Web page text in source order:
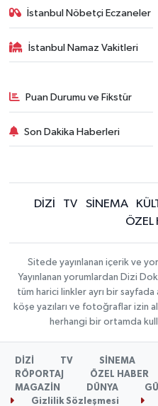
İstanbul Nöbetçi Eczaneler
İstanbul Namaz Vakitleri
Puan Durumu ve Fikstür
Son Dakika Haberleri
DİZİ TV SİNEMA
ÖZEL
Sitede yayınlanan içerik ve
Yayınlanan yorumlardan Dizi
tüm harici linkler ayrı bir sayfada
köşe yazıları ve fotoğraflar izin
herhangi bir ortamda
DİZİ TV SİNEMA
RÖPORTAJ
ÖZEL HABER
MAGAZİN
DÜNYA
Gizlilik Sözleşmesi